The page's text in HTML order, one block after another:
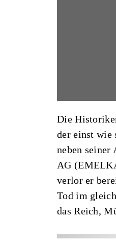
Die
der einst wie
neben
AG
verlor er
Tod im
das Reich,